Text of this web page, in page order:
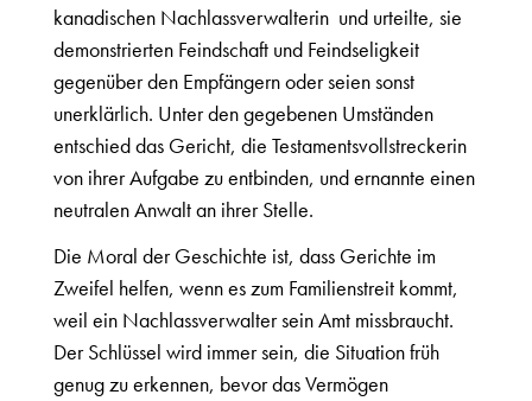
kanadischen Nachlassverwalterin und urteilte, sie
demonstrierten Feindschaft und Feindseligkeit
gegenüber den Empfängern oder seien sonst
unerklärlich. Unter den gegebenen Umständen
entschied das Gericht, die Testamentsvollstreckerin
von ihrer Aufgabe zu entbinden, und ernannte einen
neutralen Anwalt an ihrer Stelle.
Die Moral der Geschichte ist, dass Gerichte im
Zweifel helfen, wenn es zum Familienstreit kommt,
weil ein Nachlassverwalter sein Amt missbraucht.
Der Schlüssel wird immer sein, die Situation früh
genug zu erkennen, bevor das Vermögen